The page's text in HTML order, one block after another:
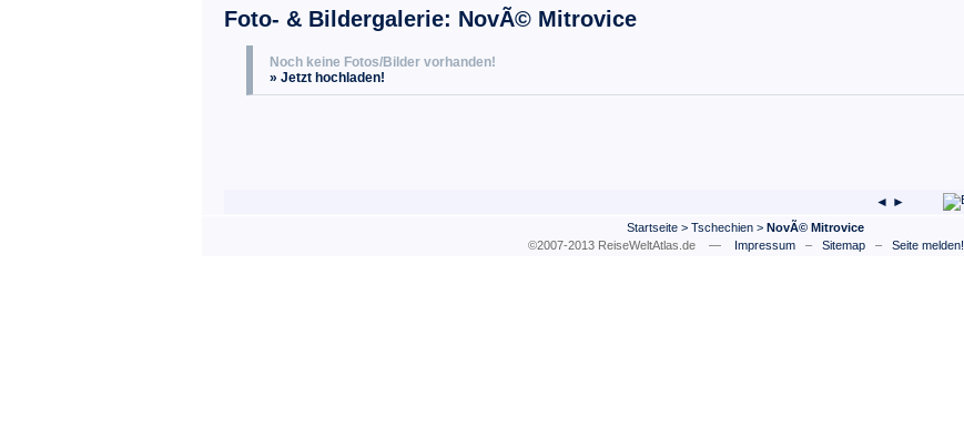
Foto- & Bildergalerie: NovÃ© Mitrovice
Noch keine Fotos/Bilder vorhanden!
» Jetzt hochladen!
◄ ►
Startseite > Tschechien > NovÃ© Mitrovice
©2007-2013 ReiseWeltAtlas.de —
Impressum– Sitemap– Seite melden!